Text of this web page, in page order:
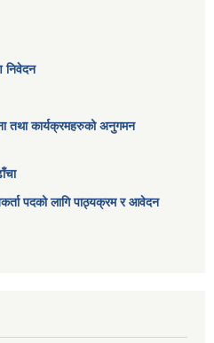
निवेदन
तथा कार्यक्रमहरुको अनुगमन
पदको लागि पाठ्यक्रम र आवेदन